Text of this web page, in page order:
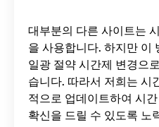
대부분의 다른 사이트는
을 사용합니다. 하지만 이
일광 절약 시간제 변경으
습니다. 따라서 저희는 시
적으로 업데이트하여 시
확신을 드릴 수 있도록 노